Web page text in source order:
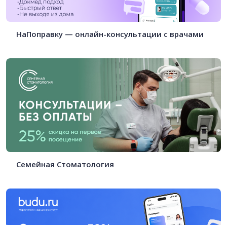
НаПоправку — онлайн-консультации с врачами
Семейная Стоматология